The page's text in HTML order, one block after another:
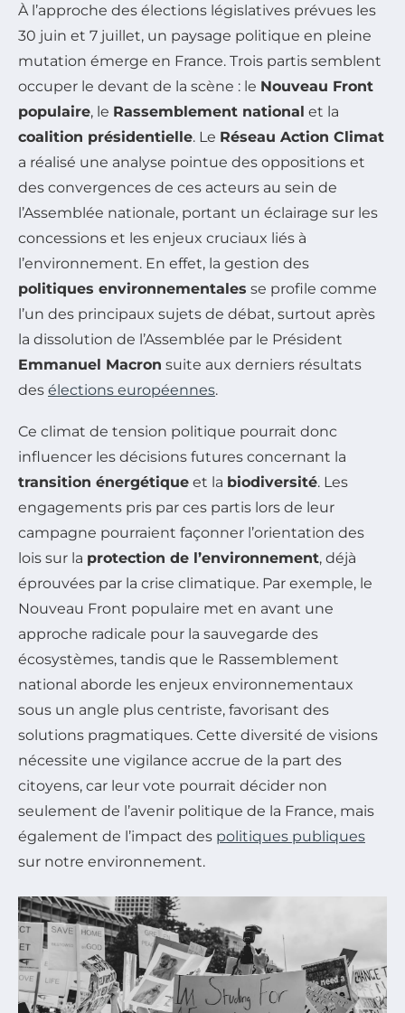
À l’approche des élections législatives prévues les
30 juin et 7 juillet, un paysage politique en pleine
mutation émerge en France. Trois partis semblent
occuper le devant de la scène : le Nouveau Front
populaire, le Rassemblement national et la
coalition présidentielle. Le Réseau Action Climat
a réalisé une analyse pointue des oppositions et
des convergences de ces acteurs au sein de
l’Assemblée nationale, portant un éclairage sur les
concessions et les enjeux cruciaux liés à
l’environnement. En effet, la gestion des
politiques environnementales se profile comme
l’un des principaux sujets de débat, surtout après
la dissolution de l’Assemblée par le Président
Emmanuel Macron suite aux derniers résultats
des élections européennes.
Ce climat de tension politique pourrait donc
influencer les décisions futures concernant la
transition énergétique et la biodiversité. Les
engagements pris par ces partis lors de leur
campagne pourraient façonner l’orientation des
lois sur la protection de l’environnement, déjà
éprouvées par la crise climatique. Par exemple, le
Nouveau Front populaire met en avant une
approche radicale pour la sauvegarde des
écosystèmes, tandis que le Rassemblement
national aborde les enjeux environnementaux
sous un angle plus centriste, favorisant des
solutions pragmatiques. Cette diversité de visions
nécessite une vigilance accrue de la part des
citoyens, car leur vote pourrait décider non
seulement de l’avenir politique de la France, mais
également de l’impact des politiques publiques
sur notre environnement.